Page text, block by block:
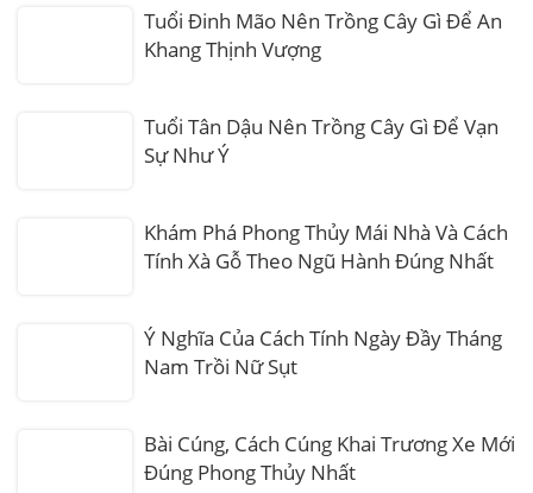
Tuổi Đinh Mão Nên Trồng Cây Gì Để An
Khang Thịnh Vượng
Tuổi Tân Dậu Nên Trồng Cây Gì Để Vạn
Sự Như Ý
Khám Phá Phong Thủy Mái Nhà Và Cách
Tính Xà Gỗ Theo Ngũ Hành Đúng Nhất
Ý Nghĩa Của Cách Tính Ngày Đầy Tháng
Nam Trồi Nữ Sụt
Bài Cúng, Cách Cúng Khai Trương Xe Mới
Đúng Phong Thủy Nhất